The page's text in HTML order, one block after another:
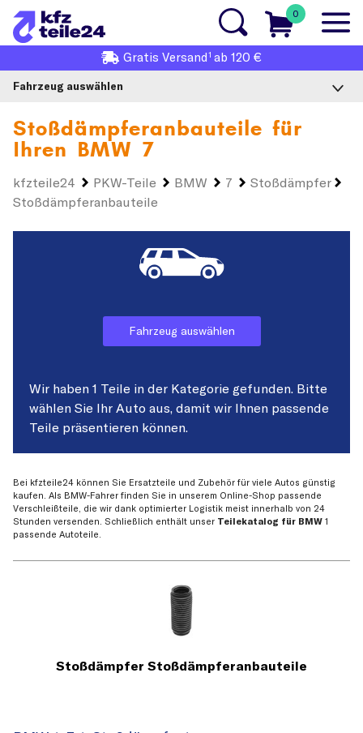
0
Gratis Versand1 ab 120 €
Fahrzeug auswählen
Stoßdämpferanbauteile für
Ihren BMW 7
kfzteile24 PKW-Teile BMW 7
Stoßdämpfer
Stoßdämpferanbauteile
Fahrzeug auswählen
Wir haben 1 Teile in der Kategorie gefunden. Bitte
wählen Sie Ihr Auto aus, damit wir Ihnen passende
Teile präsentieren können.
Bei kfzteile24 können Sie Ersatzteile und Zubehör für viele Autos günstig
kaufen. Als BMW-Fahrer finden Sie in unserem Online-Shop passende
Verschleißteile, die wir dank optimierter Logistik meist innerhalb von 24
Stunden versenden. Schließlich enthält unser Teilekatalog für BMW 1
passende Autoteile.
Stoßdämpfer Stoßdämpferanbauteile